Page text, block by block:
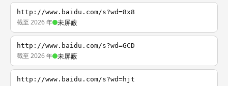
http://www.baidu.com/s?wd=8x8
截至 2026 年 未屏蔽
http://www.baidu.com/s?wd=GCD
截至 2026 年 未屏蔽
http://www.baidu.com/s?wd=hjt